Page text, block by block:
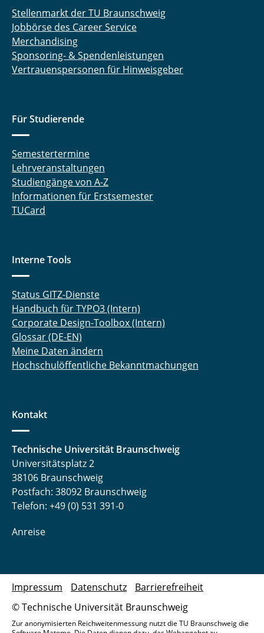
Stellenmarkt der TU Braunschweig
Jobbörse des Career Service
Merchandising
Sponsoring- & Spendenleistungen
Vertrauenspersonen für Hinweisgeber
Für Studierende
Semestertermine
Lehrveranstaltungen
Studiengänge von A-Z
Informationen für Erstsemester
TUCard
Interne Tools
Status GITZ-Dienste
Handbuch für TYPO3 (Intern)
Corporate Design-Toolbox (Intern)
Glossar (DE-EN)
Meine Daten ändern
Hochschulöffentliche Bekanntmachungen
Kontakt
Technische Universität Braunschweig
Universitätsplatz 2
38106 Braunschweig
Postfach: 38092 Braunschweig
Telefon: +49 (0) 531 391-0
Anreise
© Technische Universität Braunschweig
Impressum Datenschutz Barrierefreiheit
Zur anonymisierten Reichweitenmessung nutzt die TU Braunschweig die